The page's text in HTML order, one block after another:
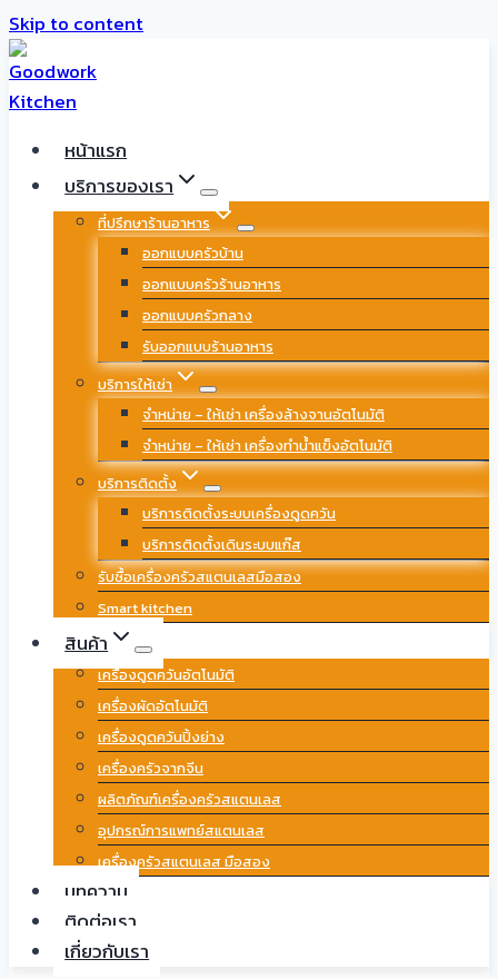
Skip to content
หน้าแรก
บริการของเรา
ที่ปรึกษาร้านอาหาร
ออกแบบครัวบ้าน
ออกแบบครัวร้านอาหาร
ออกแบบครัวกลาง
รับออกแบบร้านอาหาร
บริการให้เช่า
จำหน่าย – ให้เช่า เครื่องล้างจานอัตโนมัติ
จำหน่าย – ให้เช่า เครื่องทำน้ำแข็งอัตโนมัติ
บริการติดตั้ง
บริการติดตั้งระบบเครื่องดูดควัน
บริการติดตั้งเดินระบบแก๊ส
รับซื้อเครื่องครัวสแตนเลสมือสอง
Smart kitchen
สินค้า
เครื่องดูดควันอัตโนมัติ
เครื่องผัดอัตโนมัติ
เครื่องดูดควันปิ้งย่าง
เครื่องครัวจากจีน
ผลิตภัณฑ์เครื่องครัวสแตนเลส
อุปกรณ์การแพทย์สแตนเลส
เครื่องครัวสแตนเลส มือสอง
บทความ
ติดต่อเรา
เกี่ยวกับเรา